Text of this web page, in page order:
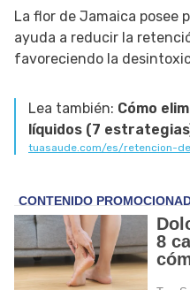
La flor de Jamaica posee
ayuda a reducir la
favoreciendo la
Lea también: Cómo
líquidos (7
tuasaude.com/es/retencion-